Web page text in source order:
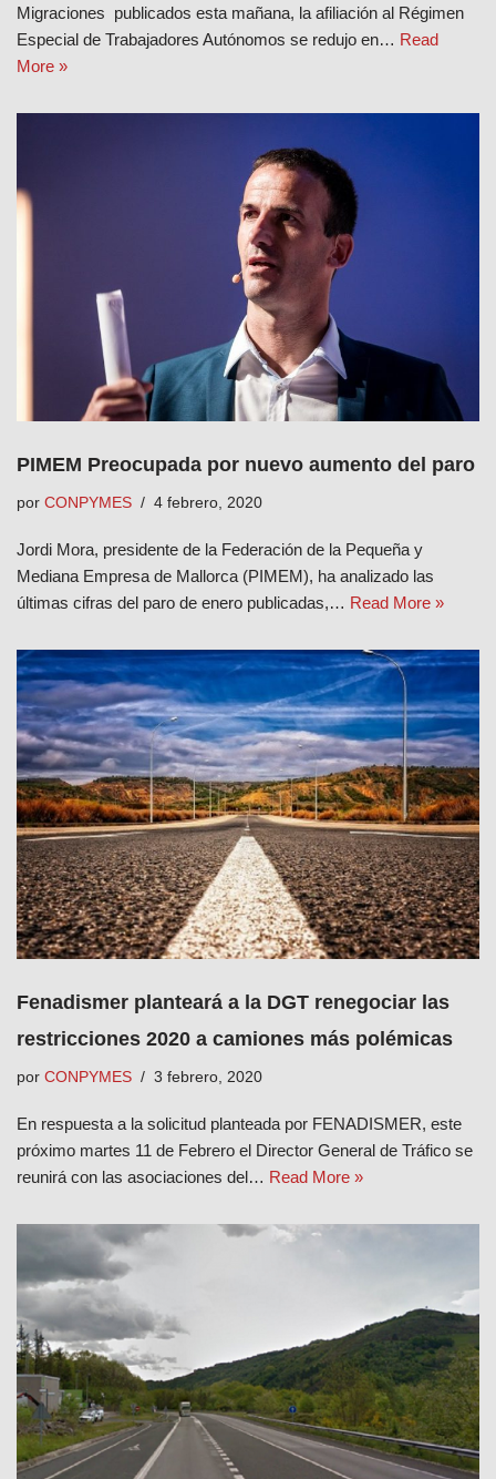
Migraciones publicados esta mañana, la afiliación al Régimen
Especial de Trabajadores Autónomos se redujo en… Read
More »
PIMEM Preocupada por nuevo aumento del paro
por CONPYMES 4 febrero, 2020
Jordi Mora, presidente de la Federación de la Pequeña y
Mediana Empresa de Mallorca (PIMEM), ha analizado las
últimas cifras del paro de enero publicadas,… Read More »
Fenadismer planteará a la DGT renegociar las
restricciones 2020 a camiones más polémicas
por CONPYMES 3 febrero, 2020
En respuesta a la solicitud planteada por FENADISMER, este
próximo martes 11 de Febrero el Director General de Tráfico se
reunirá con las asociaciones del… Read More »